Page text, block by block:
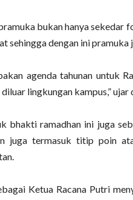
bukan hanya sekedar
sehingga dengan ini
agenda tahunan untuk
lingkungan kampus,” ujar
bhakti ramadhan ini juga
juga termasuk titip poin
Ketua Racana Putri